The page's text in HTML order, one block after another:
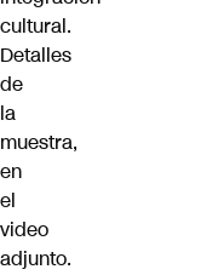
cultural.
Detalles
de
la
muestra,
en
el
video
adjunto.